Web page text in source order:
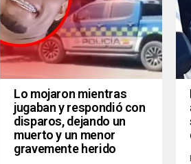
Lo mojaron mientras
jugaban y respondió con
disparos, dejando un
muerto y un menor
gravemente herido